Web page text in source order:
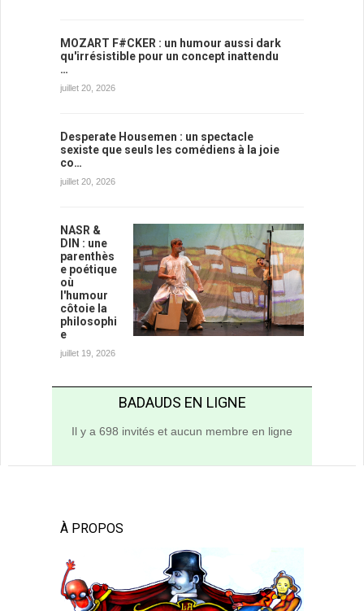
MOZART F#CKER : un humour aussi dark
qu'irrésistible pour un concept inattendu
…
juillet 20, 2026
Desperate Housemen : un spectacle
sexiste que seuls les comédiens à la joie
co…
juillet 20, 2026
NASR &
DIN : une
parenthès
e poétique
où
l'humour
côtoie la
philosophi
e
juillet 19, 2026
BADAUDS EN LIGNE
Il y a 698 invités et aucun membre en ligne
À PROPOS